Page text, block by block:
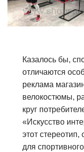
Казалось бы,
отличаются
реклама
велокостюмы,
круг
«Искусство
этот стереотип,
для